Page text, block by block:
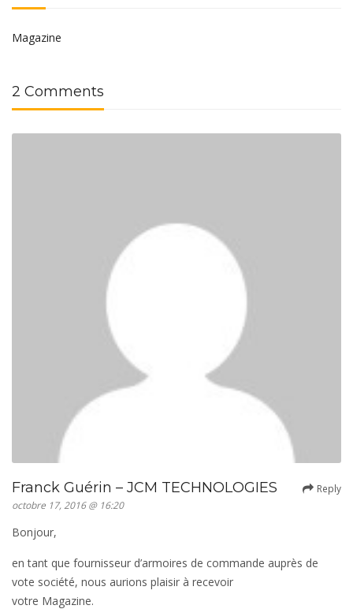
Magazine
2 Comments
Franck Guérin – JCM TECHNOLOGIES
octobre 17, 2016 @ 16:20
Reply
Bonjour,
en tant que fournisseur d’armoires de commande auprès de
vote société, nous aurions plaisir à recevoir
votre Magazine.